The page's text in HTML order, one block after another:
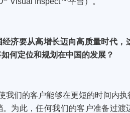
济要从高增长迈向高质量时代
何定位和规划在中国的发展？
我们的客户能够在更短的时间内
。为此，任何我们的客户准备过